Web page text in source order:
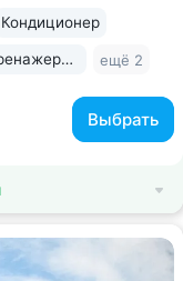
Выбрать
Кондиционер
Тренажерный зал ещё 2